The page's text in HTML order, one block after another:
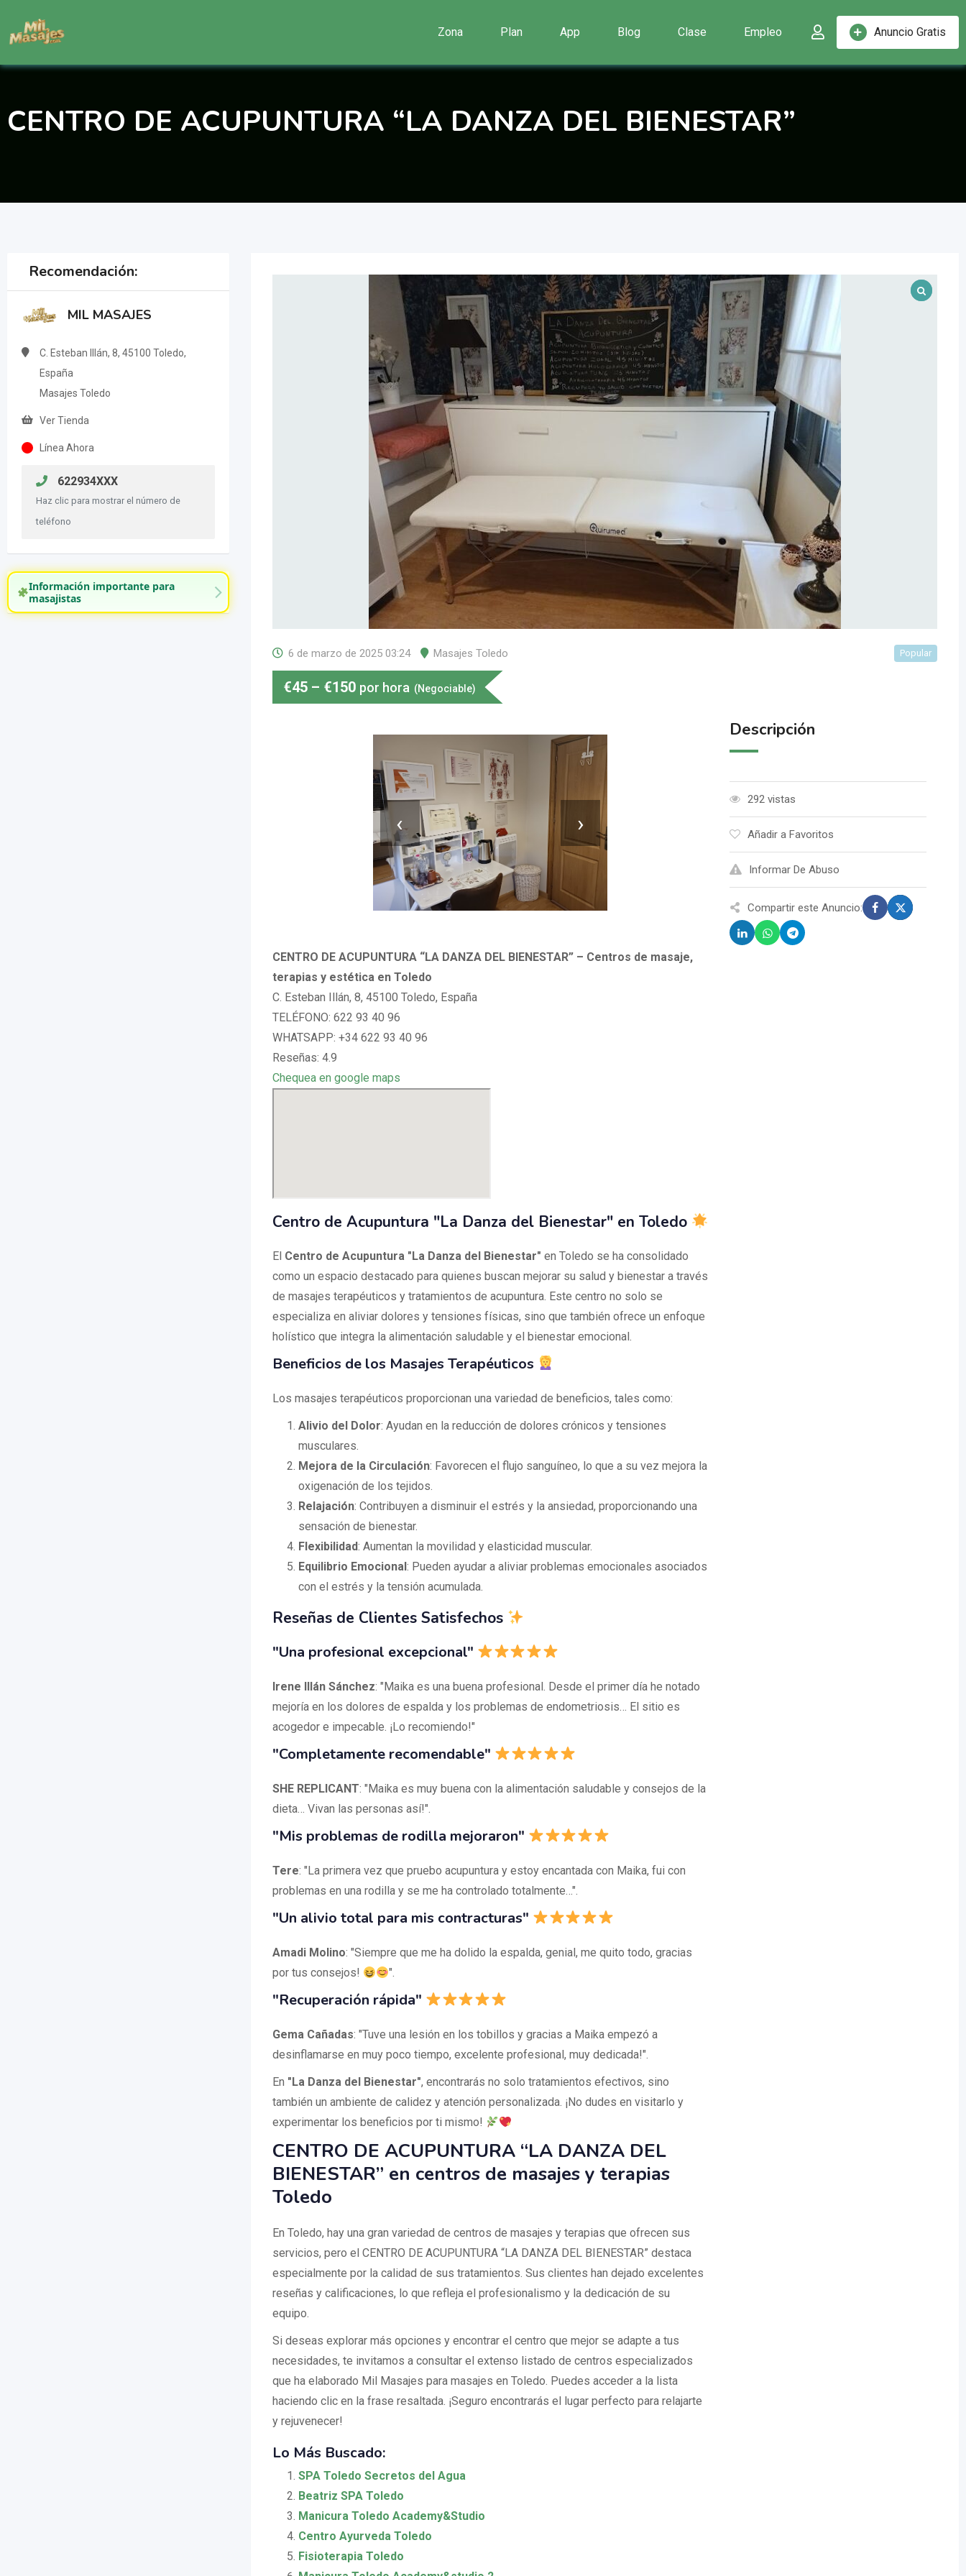
contenido
Anuncio Gratis
Zona Plan App Blog Clase Empleo
CENTRO DE ACUPUNTURA “LA DANZA DEL BIENESTAR”
Recomendación:
MIL MASAJES
C. Esteban Illán, 8, 45100 Toledo,
España
Masajes Toledo
Ver Tienda
Línea Ahora
622934XXX
Haz clic para mostrar el número de
teléfono
Información importante para
masajistas
6 de marzo de 2025 03:24 Masajes Toledo Popular
€45 – €150 por hora (Negociable)
‹ ›
CENTRO DE ACUPUNTURA “LA DANZA DEL BIENESTAR” – Centros de masaje,
terapias y estética en Toledo
C. Esteban Illán, 8, 45100 Toledo, España
TELÉFONO: 622 93 40 96
WHATSAPP: +34 622 93 40 96
Reseñas: 4.9
Chequea en google maps
Centro de Acupuntura "La Danza del Bienestar" en Toledo
El Centro de Acupuntura "La Danza del Bienestar" en Toledo se ha consolidado
como un espacio destacado para quienes buscan mejorar su salud y bienestar a través
de masajes terapéuticos y tratamientos de acupuntura. Este centro no solo se
especializa en aliviar dolores y tensiones físicas, sino que también ofrece un enfoque
holístico que integra la alimentación saludable y el bienestar emocional.
Beneficios de los Masajes Terapéuticos
Los masajes terapéuticos proporcionan una variedad de beneficios, tales como:
Alivio del Dolor: Ayudan en la reducción de dolores crónicos y tensiones
musculares.
Mejora de la Circulación: Favorecen el flujo sanguíneo, lo que a su vez mejora la
oxigenación de los tejidos.
Relajación: Contribuyen a disminuir el estrés y la ansiedad, proporcionando una
sensación de bienestar.
Flexibilidad: Aumentan la movilidad y elasticidad muscular.
Equilibrio Emocional: Pueden ayudar a aliviar problemas emocionales asociados
con el estrés y la tensión acumulada.
Reseñas de Clientes Satisfechos
"Una profesional excepcional"
Irene Illán Sánchez: "Maika es una buena profesional. Desde el primer día he notado
mejoría en los dolores de espalda y los problemas de endometriosis… El sitio es
acogedor e impecable. ¡Lo recomiendo!"
"Completamente recomendable"
SHE REPLICANT: "Maika es muy buena con la alimentación saludable y consejos de la
dieta… Vivan las personas así!".
"Mis problemas de rodilla mejoraron"
Tere: "La primera vez que pruebo acupuntura y estoy encantada con Maika, fui con
problemas en una rodilla y se me ha controlado totalmente…".
"Un alivio total para mis contracturas"
Amadi Molino: "Siempre que me ha dolido la espalda, genial, me quito todo, gracias
por tus consejos!
".
"Recuperación rápida"
Gema Cañadas: "Tuve una lesión en los tobillos y gracias a Maika empezó a
desinflamarse en muy poco tiempo, excelente profesional, muy dedicada!".
En "La Danza del Bienestar", encontrarás no solo tratamientos efectivos, sino
también un ambiente de calidez y atención personalizada. ¡No dudes en visitarlo y
experimentar los beneficios por ti mismo!
CENTRO DE ACUPUNTURA “LA DANZA DEL
BIENESTAR” en centros de masajes y terapias
Toledo
En Toledo, hay una gran variedad de centros de masajes y terapias que ofrecen sus
servicios, pero el CENTRO DE ACUPUNTURA “LA DANZA DEL BIENESTAR” destaca
especialmente por la calidad de sus tratamientos. Sus clientes han dejado excelentes
reseñas y calificaciones, lo que refleja el profesionalismo y la dedicación de su
equipo.
Si deseas explorar más opciones y encontrar el centro que mejor se adapte a tus
necesidades, te invitamos a consultar el extenso listado de centros especializados
que ha elaborado Mil Masajes para masajes en Toledo. Puedes acceder a la lista
haciendo clic en la frase resaltada. ¡Seguro encontrarás el lugar perfecto para relajarte
y rejuvenecer!
Lo Más Buscado:
SPA Toledo Secretos del Agua
Beatriz SPA Toledo
Manicura Toledo Academy&Studio
Centro Ayurveda Toledo
Fisioterapia Toledo
Descripción
292 vistas
Añadir a Favoritos
Informar De Abuso
Compartir este Anuncio: